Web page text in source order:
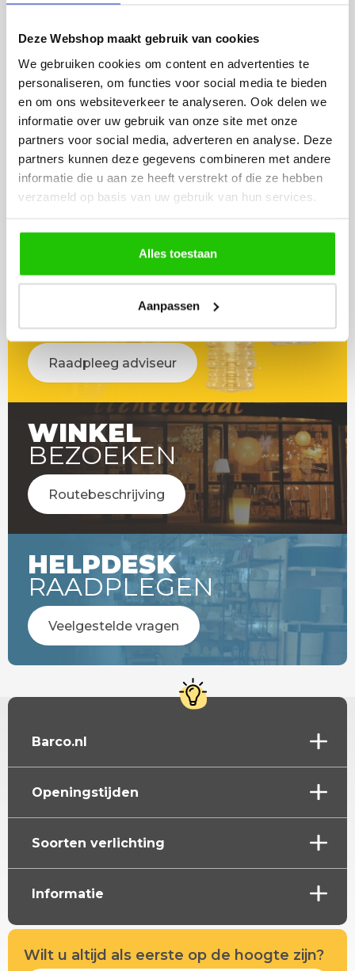
Deze Webshop maakt gebruik van cookies
We gebruiken cookies om content en advertenties te
personaliseren, om functies voor social media te bieden
en om ons websiteverkeer te analyseren. Ook delen we
informatie over uw gebruik van onze site met onze
partners voor social media, adverteren en analyse. Deze
partners kunnen deze gegevens combineren met andere
informatie die u aan ze heeft verstrekt of die ze hebben
verzameld op basis van uw gebruik van hun services.
Alles toestaan
Aanpassen
Hanglamp 5-lichts combi E27
met Gu10 spot - mat zwart 108
cm
In winkelwagen
Op werkdagen voor 14:00 uur
ADVIES
Raadpleeg adviseur
WINKEL
BEZOEKEN
Routebeschrijving
HELPDESK
RAADPLEGEN
Veelgestelde vragen
Barco.nl
Openingstijden
Soorten verlichting
Informatie
Wilt u altijd als eerste op de hoogte zijn?